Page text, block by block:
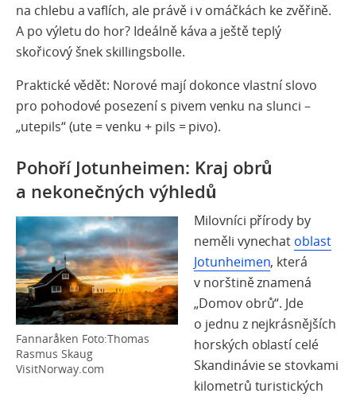
na chlebu a vaflích, ale právě i v omáčkách ke zvěřině.
A po výletu do hor? Ideálně káva a ještě teplý
skořicový šnek skillingsbolle.
Praktické vědět: Norové mají dokonce vlastní slovo
pro pohodové posezení s pivem venku na slunci –
„utepils“ (ute = venku + pils = pivo).
Pohoří Jotunheimen: Kraj obrů
a nekonečných výhledů
Fannaråken Foto:Thomas
Rasmus Skaug
VisitNorway.com
Milovníci přírody by
neměli vynechat oblast
Jotunheimen, která
v norštině znamená
„Domov obrů“. Jde
o jednu z nejkrásnějších
horských oblastí celé
Skandinávie se stovkami
kilometrů turistických